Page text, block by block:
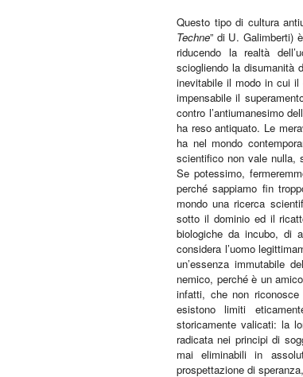
Questo tipo di cultura
Techne” di U. Galimberti)
riducendo la realtà
sciogliendo la disumanità
inevitabile il modo in cui il
impensabile il
contro l’antiumanesimo
ha reso antiquato. Le
ha nel mondo
scientifico non vale nulla,
Se potessimo,
perché sappiamo fin
mondo una ricerca
sotto il dominio ed il
biologiche da incubo, di
considera l’uomo
un’essenza immutabile
nemico, perché è un
infatti, che non riconosce
esistono limiti
storicamente valicati: la
radicata nei principi di
mai eliminabili in
prospettazione di